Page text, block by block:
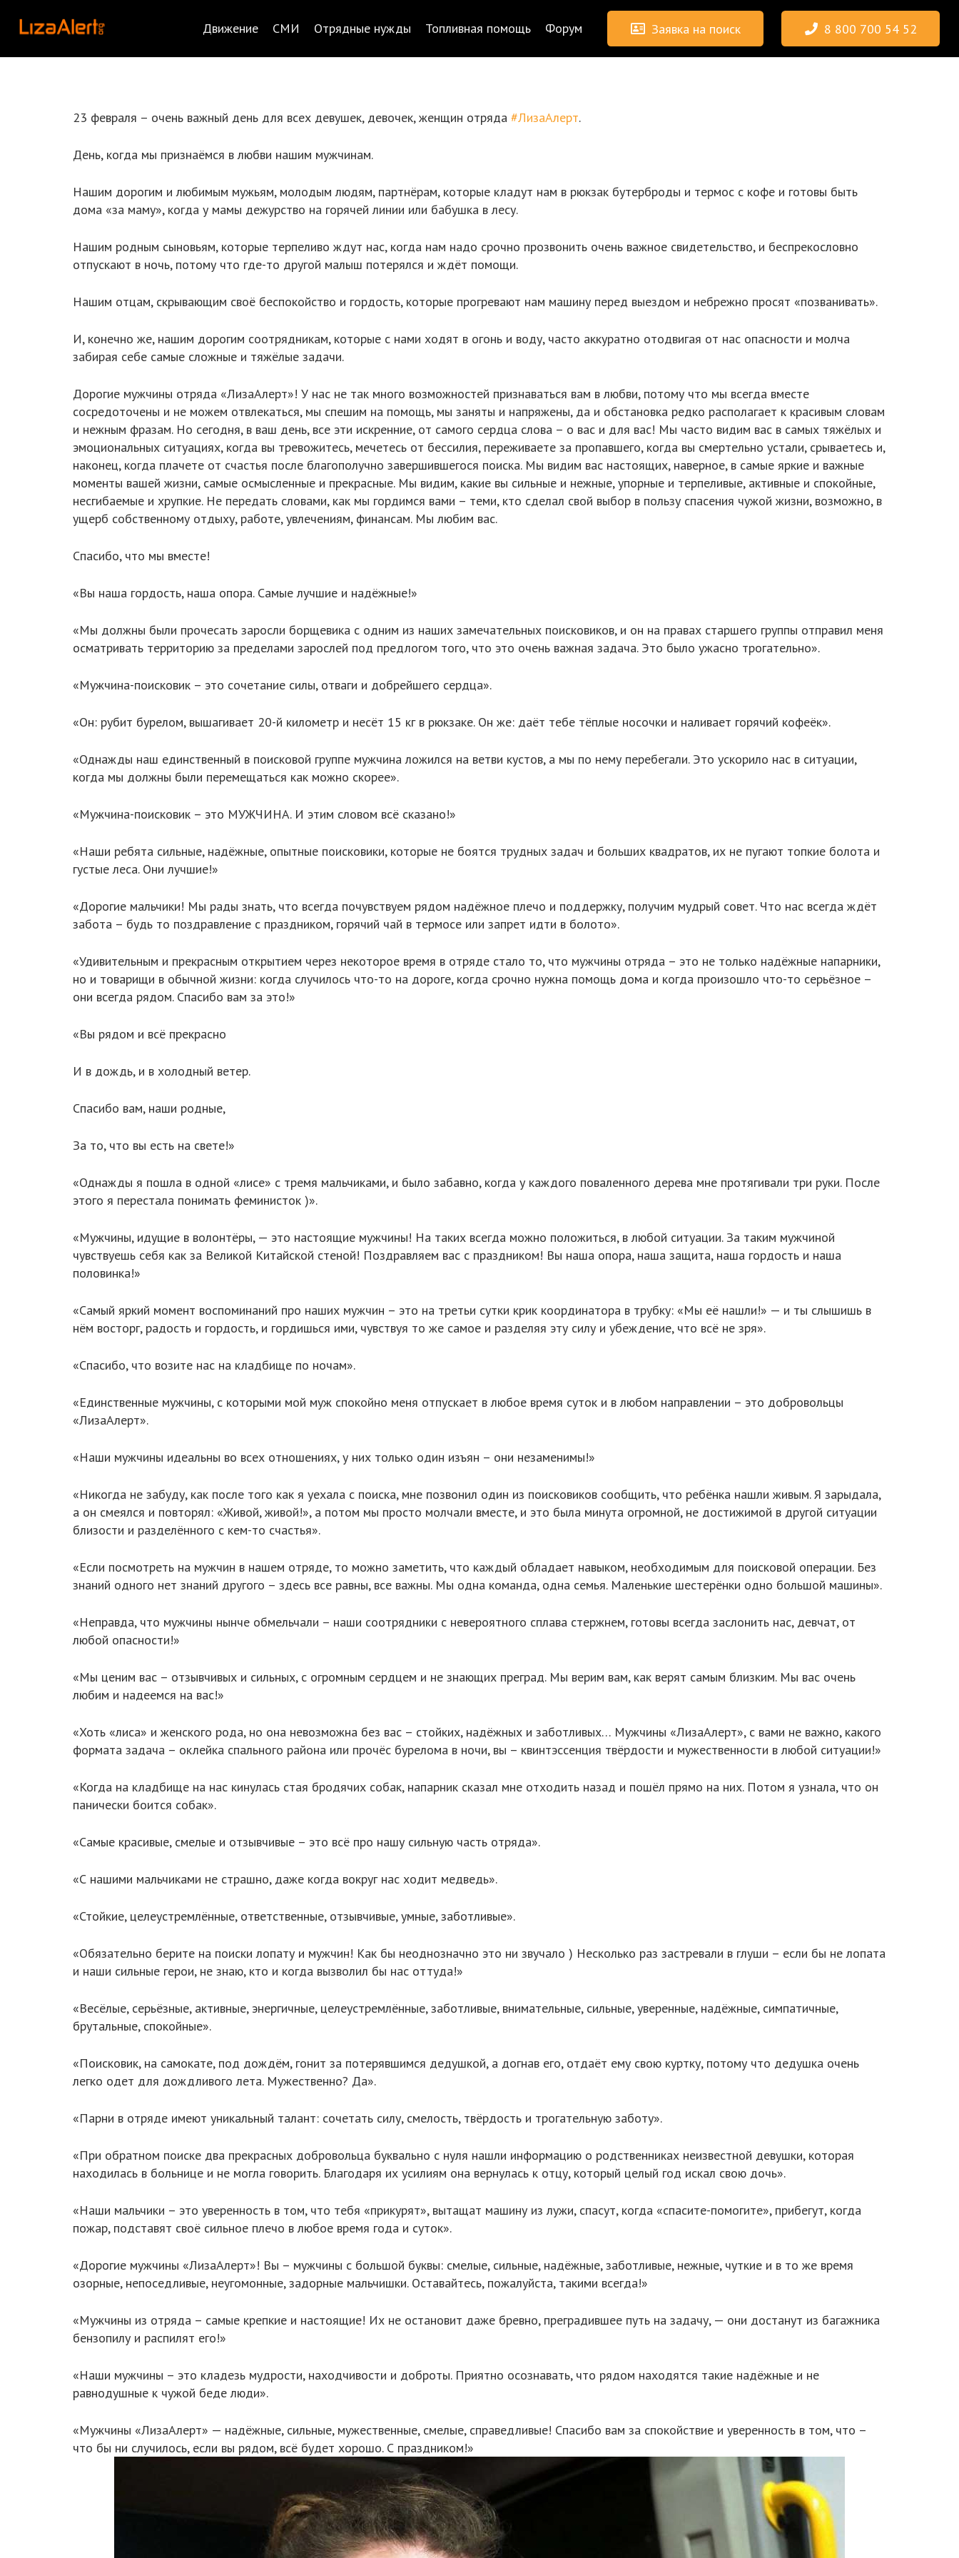
Движение СМИ Отрядные нужды Топливная помощь Форум Заявка на поиск 8 800 700 54 52
23 февраля – очень важный день для всех девушек, девочек, женщин отряда #ЛизаАлерт.
День, когда мы признаёмся в любви нашим мужчинам.
Нашим дорогим и любимым мужьям, молодым людям, партнёрам, которые кладут нам в рюкзак бутерброды и термос с кофе и готовы быть
дома «за маму», когда у мамы дежурство на горячей линии или бабушка в лесу.
Нашим родным сыновьям, которые терпеливо ждут нас, когда нам надо срочно прозвонить очень важное свидетельство, и беспрекословно
отпускают в ночь, потому что где-то другой малыш потерялся и ждёт помощи.
Нашим отцам, скрывающим своё беспокойство и гордость, которые прогревают нам машину перед выездом и небрежно просят «позванивать».
И, конечно же, нашим дорогим соотрядникам, которые с нами ходят в огонь и воду, часто аккуратно отодвигая от нас опасности и молча
забирая себе самые сложные и тяжёлые задачи.
Дорогие мужчины отряда «ЛизаАлерт»! У нас не так много возможностей признаваться вам в любви, потому что мы всегда вместе
сосредоточены и не можем отвлекаться, мы спешим на помощь, мы заняты и напряжены, да и обстановка редко располагает к красивым словам
и нежным фразам. Но сегодня, в ваш день, все эти искренние, от самого сердца слова – о вас и для вас! Мы часто видим вас в самых тяжёлых и
эмоциональных ситуациях, когда вы тревожитесь, мечетесь от бессилия, переживаете за пропавшего, когда вы смертельно устали, срываетесь и,
наконец, когда плачете от счастья после благополучно завершившегося поиска. Мы видим вас настоящих, наверное, в самые яркие и важные
моменты вашей жизни, самые осмысленные и прекрасные. Мы видим, какие вы сильные и нежные, упорные и терпеливые, активные и спокойные,
несгибаемые и хрупкие. Не передать словами, как мы гордимся вами – теми, кто сделал свой выбор в пользу спасения чужой жизни, возможно, в
ущерб собственному отдыху, работе, увлечениям, финансам. Мы любим вас.
Спасибо, что мы вместе!
«Вы наша гордость, наша опора. Самые лучшие и надёжные!»
«Мы должны были прочесать заросли борщевика с одним из наших замечательных поисковиков, и он на правах старшего группы отправил меня
осматривать территорию за пределами зарослей под предлогом того, что это очень важная задача. Это было ужасно трогательно».
«Мужчина-поисковик – это сочетание силы, отваги и добрейшего сердца».
«Он: рубит бурелом, вышагивает 20-й километр и несёт 15 кг в рюкзаке. Он же: даёт тебе тёплые носочки и наливает горячий кофеёк».
«Однажды наш единственный в поисковой группе мужчина ложился на ветви кустов, а мы по нему перебегали. Это ускорило нас в ситуации,
когда мы должны были перемещаться как можно скорее».
«Мужчина-поисковик – это МУЖЧИНА. И этим словом всё сказано!»
«Наши ребята сильные, надёжные, опытные поисковики, которые не боятся трудных задач и больших квадратов, их не пугают топкие болота и
густые леса. Они лучшие!»
«Дорогие мальчики! Мы рады знать, что всегда почувствуем рядом надёжное плечо и поддержку, получим мудрый совет. Что нас всегда ждёт
забота – будь то поздравление с праздником, горячий чай в термосе или запрет идти в болото».
«Удивительным и прекрасным открытием через некоторое время в отряде стало то, что мужчины отряда – это не только надёжные напарники,
но и товарищи в обычной жизни: когда случилось что-то на дороге, когда срочно нужна помощь дома и когда произошло что-то серьёзное –
они всегда рядом. Спасибо вам за это!»
«Вы рядом и всё прекрасно
И в дождь, и в холодный ветер.
Спасибо вам, наши родные,
За то, что вы есть на свете!»
«Однажды я пошла в одной «лисе» с тремя мальчиками, и было забавно, когда у каждого поваленного дерева мне протягивали три руки. После
этого я перестала понимать феминисток )».
«Мужчины, идущие в волонтёры, — это настоящие мужчины! На таких всегда можно положиться, в любой ситуации. За таким мужчиной
чувствуешь себя как за Великой Китайской стеной! Поздравляем вас с праздником! Вы наша опора, наша защита, наша гордость и наша
половинка!»
«Самый яркий момент воспоминаний про наших мужчин – это на третьи сутки крик координатора в трубку: «Мы её нашли!» — и ты слышишь в
нём восторг, радость и гордость, и гордишься ими, чувствуя то же самое и разделяя эту силу и убеждение, что всё не зря».
«Спасибо, что возите нас на кладбище по ночам».
«Единственные мужчины, с которыми мой муж спокойно меня отпускает в любое время суток и в любом направлении – это добровольцы
«ЛизаАлерт».
«Наши мужчины идеальны во всех отношениях, у них только один изъян – они незаменимы!»
«Никогда не забуду, как после того как я уехала с поиска, мне позвонил один из поисковиков сообщить, что ребёнка нашли живым. Я зарыдала,
а он смеялся и повторял: «Живой, живой!», а потом мы просто молчали вместе, и это была минута огромной, не достижимой в другой ситуации
близости и разделённого с кем-то счастья».
«Если посмотреть на мужчин в нашем отряде, то можно заметить, что каждый обладает навыком, необходимым для поисковой операции. Без
знаний одного нет знаний другого – здесь все равны, все важны. Мы одна команда, одна семья. Маленькие шестерёнки одно большой машины».
«Неправда, что мужчины нынче обмельчали – наши соотрядники с невероятного сплава стержнем, готовы всегда заслонить нас, девчат, от
любой опасности!»
«Мы ценим вас – отзывчивых и сильных, с огромным сердцем и не знающих преград. Мы верим вам, как верят самым близким. Мы вас очень
любим и надеемся на вас!»
«Хоть «лиса» и женского рода, но она невозможна без вас – стойких, надёжных и заботливых… Мужчины «ЛизаАлерт», с вами не важно, какого
формата задача – оклейка спального района или прочёс бурелома в ночи, вы – квинтэссенция твёрдости и мужественности в любой ситуации!»
«Когда на кладбище на нас кинулась стая бродячих собак, напарник сказал мне отходить назад и пошёл прямо на них. Потом я узнала, что он
панически боится собак».
«Самые красивые, смелые и отзывчивые – это всё про нашу сильную часть отряда».
«С нашими мальчиками не страшно, даже когда вокруг нас ходит медведь».
«Стойкие, целеустремлённые, ответственные, отзывчивые, умные, заботливые».
«Обязательно берите на поиски лопату и мужчин! Как бы неоднозначно это ни звучало ) Несколько раз застревали в глуши – если бы не лопата
и наши сильные герои, не знаю, кто и когда вызволил бы нас оттуда!»
«Весёлые, серьёзные, активные, энергичные, целеустремлённые, заботливые, внимательные, сильные, уверенные, надёжные, симпатичные,
брутальные, спокойные».
«Поисковик, на самокате, под дождём, гонит за потерявшимся дедушкой, а догнав его, отдаёт ему свою куртку, потому что дедушка очень
легко одет для дождливого лета. Мужественно? Да».
«Парни в отряде имеют уникальный талант: сочетать силу, смелость, твёрдость и трогательную заботу».
«При обратном поиске два прекрасных добровольца буквально с нуля нашли информацию о родственниках неизвестной девушки, которая
находилась в больнице и не могла говорить. Благодаря их усилиям она вернулась к отцу, который целый год искал свою дочь».
«Наши мальчики – это уверенность в том, что тебя «прикурят», вытащат машину из лужи, спасут, когда «спасите-помогите», прибегут, когда
пожар, подставят своё сильное плечо в любое время года и суток».
«Дорогие мужчины «ЛизаАлерт»! Вы – мужчины с большой буквы: смелые, сильные, надёжные, заботливые, нежные, чуткие и в то же время
озорные, непоседливые, неугомонные, задорные мальчишки. Оставайтесь, пожалуйста, такими всегда!»
«Мужчины из отряда – самые крепкие и настоящие! Их не остановит даже бревно, преградившее путь на задачу, — они достанут из багажника
бензопилу и распилят его!»
«Наши мужчины – это кладезь мудрости, находчивости и доброты. Приятно осознавать, что рядом находятся такие надёжные и не
равнодушные к чужой беде люди».
«Мужчины «ЛизаАлерт» — надёжные, сильные, мужественные, смелые, справедливые! Спасибо вам за спокойствие и уверенность в том, что –
что бы ни случилось, если вы рядом, всё будет хорошо. С праздником!»